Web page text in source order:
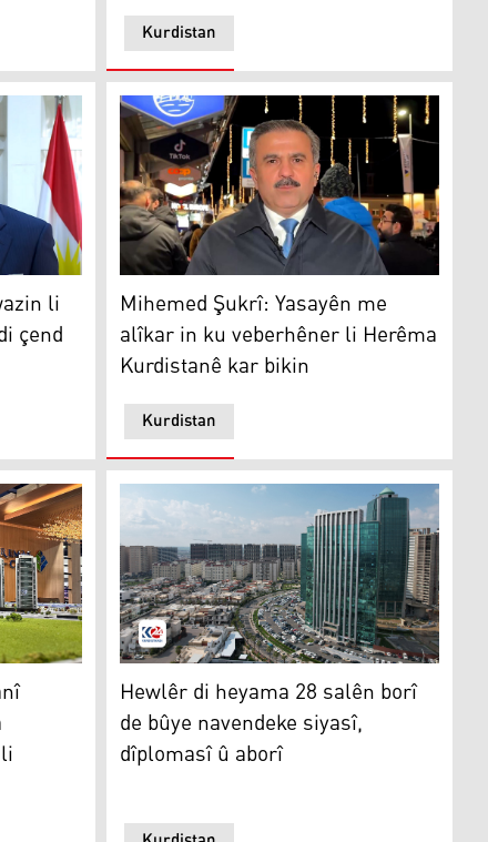
Kurdistan
hikûmetê hene
li Kurdistanê veberhênanê di çend sektorên cuda de
li
çend
Mihemed Şukrî: Yasayên me alîkar in ku
Kurdistan
Mihemed Şukrî: Yasayên me
alîkar in ku veberhêner li Herêma
Kurdistanê kar bikin
pê bike Navdewletî ya Veberhênana Xanûberiyê li
Hewlêr di heyama 28 salên borî de bûye
Hewlêr di heyama 28 salên borî
de bûye navendeke siyasî,
dîplomasî û aborî